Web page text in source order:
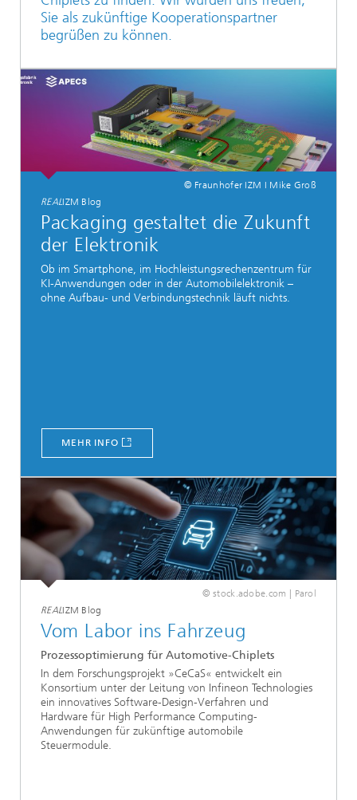
Sie als zukünftige Kooperationspartner
begrüßen zu können.
© Fraunhofer IZM I Mike Groß
REALIZM Blog
Packaging gestaltet die Zukunft
der Elektronik
Ob im Smartphone, im Hochleistungsrechenzentrum für
KI-Anwendungen oder in der Automobilelektronik –
ohne Aufbau- und Verbindungstechnik läuft nichts.
MEHR INFO
© stock.adobe.com | Parol
REALIZM Blog
Vom Labor ins Fahrzeug
Prozessoptimierung für Automotive-Chiplets
In dem Forschungsprojekt »CeCaS« entwickelt ein
Konsortium unter der Leitung von Infineon Technologies
ein innovatives Software-Design-Verfahren und
Hardware für High Performance Computing-
Anwendungen für zukünftige automobile
Steuermodule.